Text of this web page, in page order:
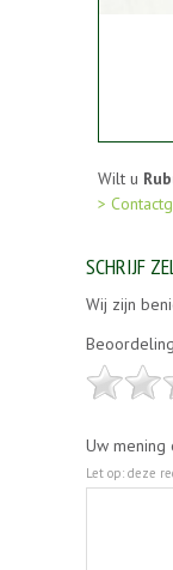
Wilt u
>
SCHRIJF
Wij zijn
Uw mening
Let op: deze